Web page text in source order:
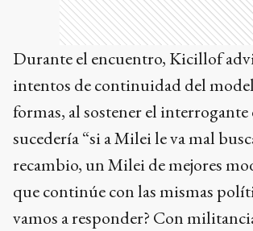
Durante el encuentro, Kicillof
intentos de continuidad del
formas, al sostener el interrogante
sucedería “si a Milei le va mal
recambio, un Milei de mejores
que continúe con las mismas
vamos a responder? Con